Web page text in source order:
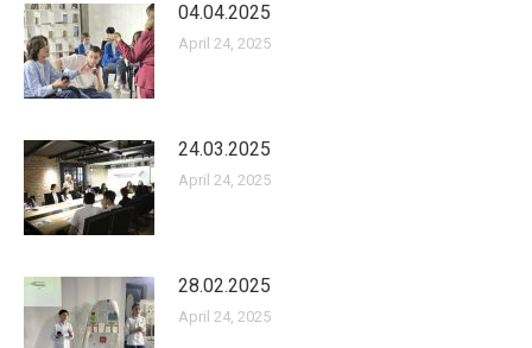
04.04.2025
April 24, 2025
24.03.2025
April 24, 2025
28.02.2025
April 24, 2025